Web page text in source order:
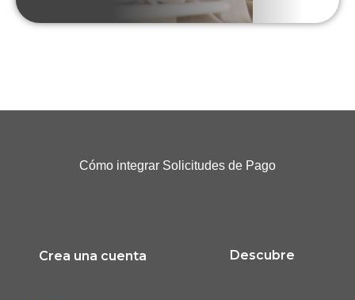
Cómo integrar Solicitudes de Pago
Crea una cuenta Descubre